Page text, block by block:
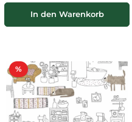
In den Warenkorb
%Rabatt